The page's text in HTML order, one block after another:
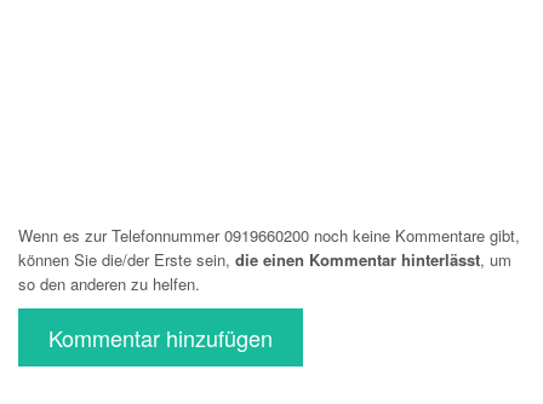
Wenn es zur Telefonnummer 0919660200 noch keine Kommentare gibt,
können Sie die/der Erste sein, die einen Kommentar hinterlässt, um
so den anderen zu helfen.
Kommentar hinzufügen